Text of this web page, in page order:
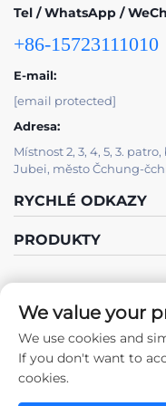
Tel / WhatsApp /
+86-15723111010
E-mail:
[email protected]
Adresa:
Místnost 2, 3, 4, 5, 3.
Jubei, město Čchung-
RYCHLÉ ODKAZY
PRODUKTY
We value your
We use cookies and
If you don't want to
cookies.